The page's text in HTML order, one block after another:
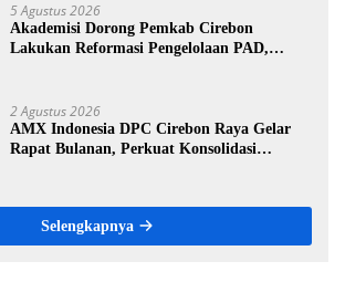
5 Agustus 2026
Akademisi Dorong Pemkab Cirebon
Lakukan Reformasi Pengelolaan PAD,
2 Agustus 2026
AMX Indonesia DPC Cirebon Raya Gelar
Rapat Bulanan, Perkuat Konsolidasi
Selengkapnya